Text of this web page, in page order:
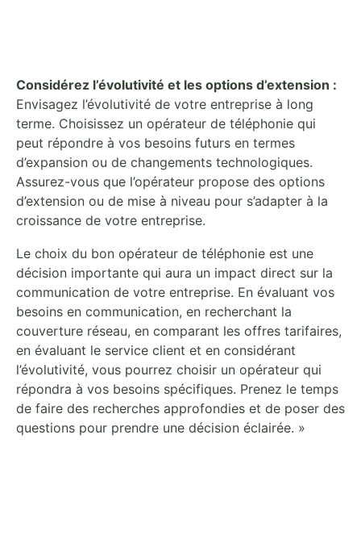
Considérez l’évolutivité et les options d’extension :
Envisagez l’évolutivité de votre entreprise à long
terme. Choisissez un opérateur de téléphonie qui
peut répondre à vos besoins futurs en termes
d’expansion ou de changements technologiques.
Assurez-vous que l’opérateur propose des options
d’extension ou de mise à niveau pour s’adapter à la
croissance de votre entreprise.
Le choix du bon opérateur de téléphonie est une
décision importante qui aura un impact direct sur la
communication de votre entreprise. En évaluant vos
besoins en communication, en recherchant la
couverture réseau, en comparant les offres tarifaires,
en évaluant le service client et en considérant
l’évolutivité, vous pourrez choisir un opérateur qui
répondra à vos besoins spécifiques. Prenez le temps
de faire des recherches approfondies et de poser des
questions pour prendre une décision éclairée. »